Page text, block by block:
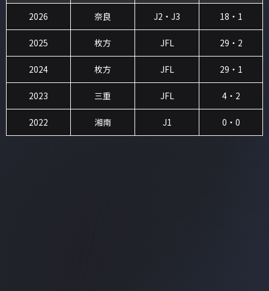
2026 奈良 J2・J3 18・1
2025 枚方 JFL 29・2
2024 枚方 JFL 29・1
2023 三重 JFL 4・2
2022 湘南 J1 0・0